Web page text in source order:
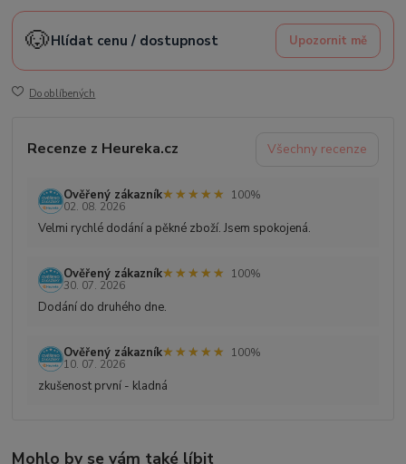
🐶Hlídat cenu / dostupnost Upozornit mě
Do oblíbených
Recenze z Heureka.cz Všechny recenze
Ověřený zákazník★★★★★
★★★★★
100%
02. 08. 2026
Velmi rychlé dodání a pěkné zboží. Jsem spokojená.
Ověřený zákazník★★★★★
★★★★★
100%
30. 07. 2026
Dodání do druhého dne.
Ověřený zákazník★★★★★
★★★★★
100%
10. 07. 2026
zkušenost první - kladná
Mohlo by se vám také líbit